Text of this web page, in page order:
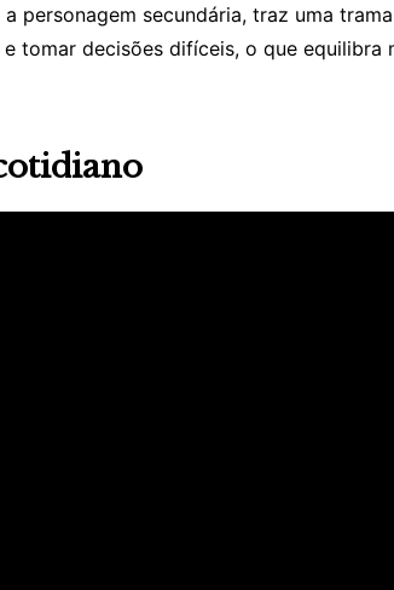
personagem secundária, traz uma
tomar decisões difíceis, o que equilibra